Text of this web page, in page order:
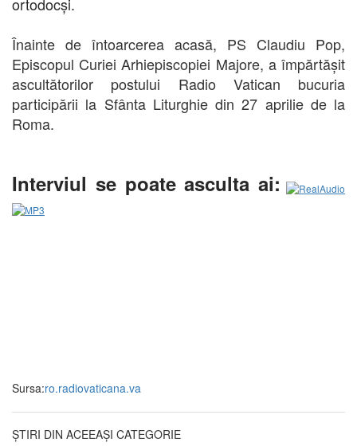
Înainte de întoarcerea acasă, PS Claudiu Pop,
Episcopul Curiei Arhiepiscopiei Majore, a împărtășit
ascultătorilor postului Radio Vatican bucuria
participării la Sfânta Liturghie din 27 aprilie de la
Roma.
Interviul se poate asculta ai:
Sursa:ro.radiovaticana.va
ȘTIRI DIN ACEEAȘI CATEGORIE